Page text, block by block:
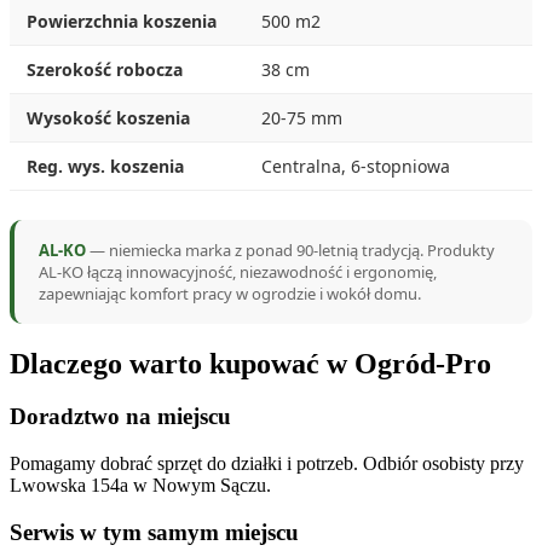
Powierzchnia koszenia 500 m2
Szerokość robocza 38 cm
Wysokość koszenia 20-75 mm
Reg. wys. koszenia Centralna, 6-stopniowa
AL-KO— niemiecka marka z ponad 90-letnią tradycją. Produkty
AL-KO łączą innowacyjność, niezawodność i ergonomię,
zapewniając komfort pracy w ogrodzie i wokół domu.
Dlaczego warto kupować w Ogród-Pro
Doradztwo na miejscu
Pomagamy dobrać sprzęt do działki i potrzeb. Odbiór osobisty przy
Lwowska 154a w Nowym Sączu.
Serwis w tym samym miejscu